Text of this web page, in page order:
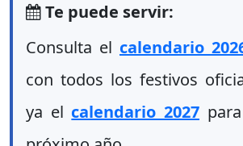
Te puede servir:
Consulta el calendario
con todos los festivos
ya el calendario 2027